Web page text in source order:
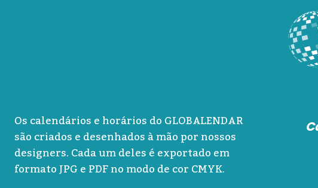
Os calendários e horários do GLOBALENDAR
são criados e desenhados à mão por nossos
designers. Cada um deles é exportado em
formato JPG e PDF no modo de cor CMYK.